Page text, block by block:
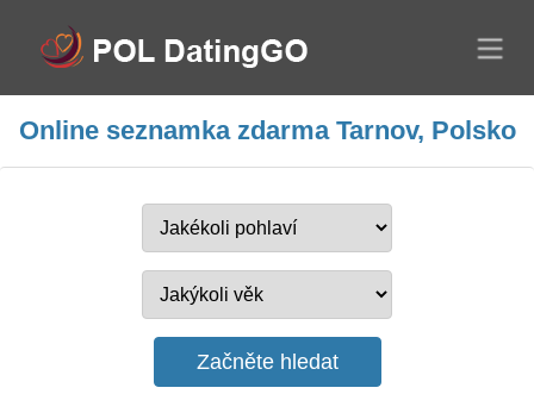
Online seznamka zdarma Tarnov, Polsko